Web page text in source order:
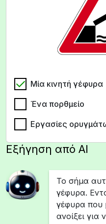
Μία κινητή γέφυρα
Ένα πορθμείο
Εργασίες
Εξήγηση από AI
Το σήμα
γέφυρα.
γέφυρα που
ανοίξει για